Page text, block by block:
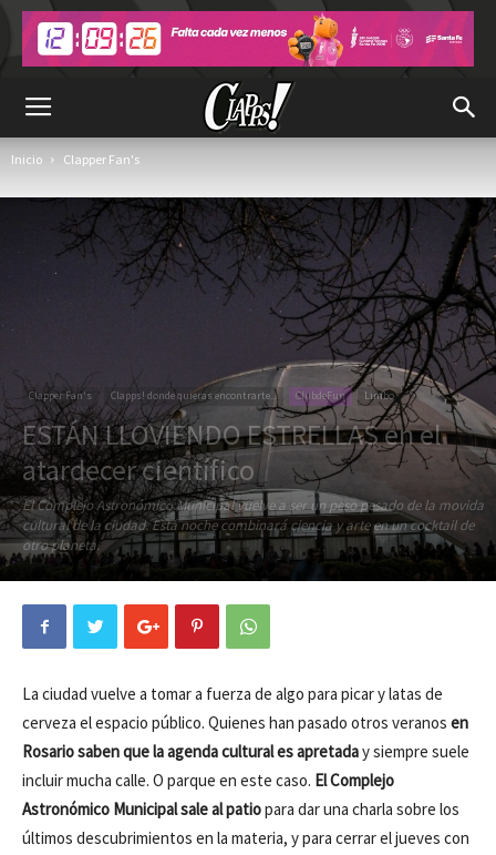
Inicio Clapper Fan's
Clapper Fan's Clapps! donde quieras encontrarte... ClubdeFun Limbo
ESTÁN LLOVIENDO ESTRELLAS en el
atardecer científico
El Complejo Astronómico Municipal vuelve a ser un peso pesado de la movida
cultural de la ciudad. Está noche combinará ciencia y arte en un cocktail de
otro planeta.
La ciudad vuelve a tomar a fuerza de algo para picar y latas de
cerveza el espacio público. Quienes han pasado otros veranos en
Rosario saben que la agenda cultural es apretaday siempre suele
incluir mucha calle. O parque en este caso. El Complejo
Astronómico Municipal sale al patiopara dar una charla sobre los
últimos descubrimientos en la materia, y para cerrar el jueves con